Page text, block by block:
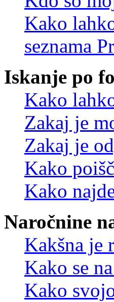
Kako
seznama
Iskanje po
Kako
Zakaj je
Zakaj je
Kako
Kako
Naročnine
Kakšna je
Kako se
Kako